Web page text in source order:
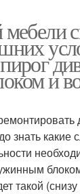
и
знать какие
такой